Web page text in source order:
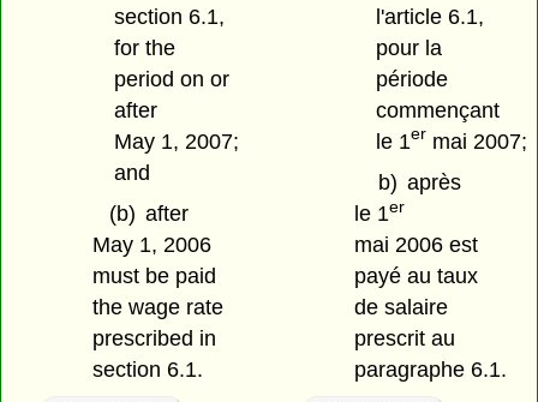
section 6.1,
for the
period on or
after
May 1, 2007;
and
(b) after
May 1, 2006
must be paid
the wage rate
prescribed in
section 6.1.
l'article 6.1,
pour la
période
commençant
le 1er mai 2007;
b) après
le 1er
mai 2006 est
payé au taux
de salaire
prescrit au
paragraphe 6.1.